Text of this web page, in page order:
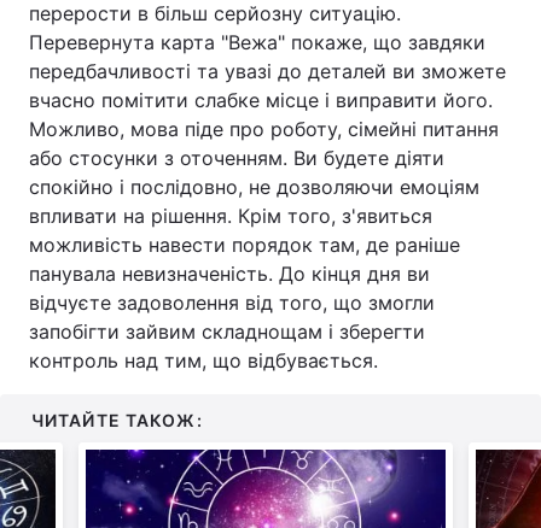
перерости в більш серйозну ситуацію.
Перевернута карта "Вежа" покаже, що завдяки
передбачливості та увазі до деталей ви зможете
вчасно помітити слабке місце і виправити його.
Можливо, мова піде про роботу, сімейні питання
або стосунки з оточенням. Ви будете діяти
спокійно і послідовно, не дозволяючи емоціям
впливати на рішення. Крім того, з'явиться
можливість навести порядок там, де раніше
панувала невизначеність. До кінця дня ви
відчуєте задоволення від того, що змогли
запобігти зайвим складнощам і зберегти
контроль над тим, що відбувається.
ЧИТАЙТЕ ТАКОЖ: